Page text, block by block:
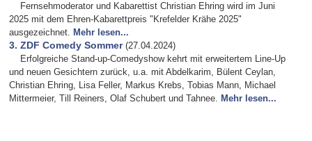
Fernsehmoderator und Kabarettist Christian Ehring wird im Juni
2025 mit dem Ehren-Kabarettpreis "Krefelder Krähe 2025"
ausgezeichnet. Mehr lesen...
3. ZDF Comedy Sommer (27.04.2024)
Erfolgreiche Stand-up-Comedyshow kehrt mit erweitertem Line-Up
und neuen Gesichtern zurück, u.a. mit Abdelkarim, Bülent Ceylan,
Christian Ehring, Lisa Feller, Markus Krebs, Tobias Mann, Michael
Mittermeier, Till Reiners, Olaf Schubert und Tahnee. Mehr lesen...